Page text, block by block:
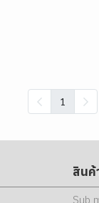
1
สินค้
Sub